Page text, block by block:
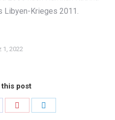
Libyen-Krieges 2011.
1, 2022
this post